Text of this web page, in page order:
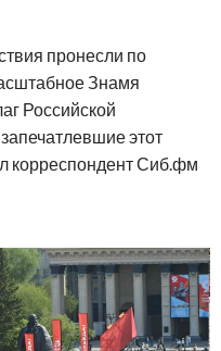
пронесли по
Знамя
Российской
этот
корреспондент Сиб.фм